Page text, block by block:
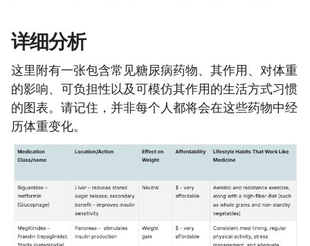
详细分析
这里附有一张包含常见糖尿病药物、其作用、对体重
的影响、可负担性以及可模仿其作用的生活方式习惯
的图表。请记住，并非每个人都将会在这些药物中经
历体重变化。